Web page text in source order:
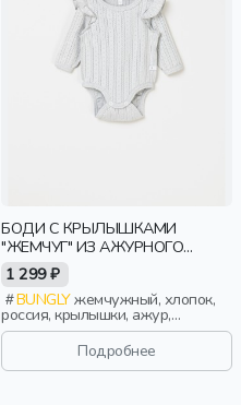
БОДИ С КРЫЛЫШКАМИ
"ЖЕМЧУГ" ИЗ АЖУРНОГО
ХЛОПКА 0+
1 299 ₽
BUNGLYжемчужный, хлопок,
россия, крылышки, ажур,
новорожденные, дети
Подробнее